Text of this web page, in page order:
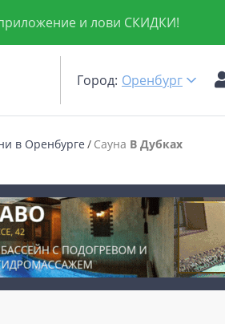
и лови СКИДКИ!
Город: Оренбург
в Оренбурге Сауна В Дубках